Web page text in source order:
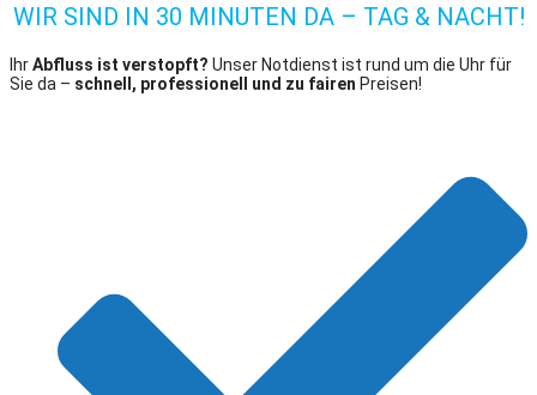
WIR SIND IN 30 MINUTEN DA – TAG & NACHT!
IhrAbfluss ist verstopft? Unser Notdienst ist rund um die Uhr für
Sie da – schnell, professionell und zu fairen Preisen!